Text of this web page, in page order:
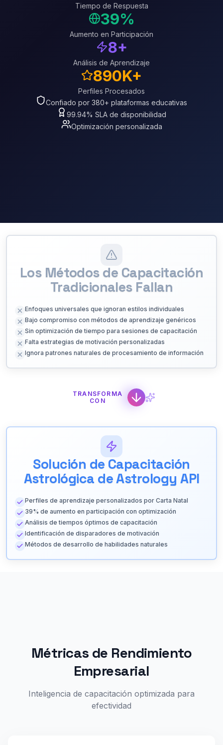
Tiempo de Respuesta
39%
Aumento en Participación
8+
Análisis de Aprendizaje
890K+
Perfiles Procesados
Confiado por 380+ plataformas educativas
99.94% SLA de disponibilidad
Optimización personalizada
Los Métodos de Capacitación
Tradicionales Fallan
Enfoques universales que ignoran estilos individuales
Bajo compromiso con métodos de aprendizaje genéricos
Sin optimización de tiempo para sesiones de capacitación
Falta estrategias de motivación personalizadas
Ignora patrones naturales de procesamiento de información
TRANSFORMA
CON
Solución de Capacitación
Astrológica de Astrology API
Perfiles de aprendizaje personalizados por Carta Natal
39% de aumento en participación con optimización
Análisis de tiempos óptimos de capacitación
Identificación de disparadores de motivación
Métodos de desarrollo de habilidades naturales
Métricas de Rendimiento
Empresarial
Inteligencia de capacitación optimizada para
efectividad